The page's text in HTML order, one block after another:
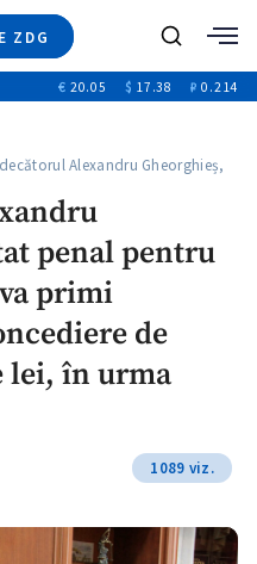
ZDG
Ştiri
Video
Special
Blog
€ 20.05 $ 17.38 ₽ 0.214
Alexandru Gheorghieș,
penal pentru
primi
de
lei, în urma
1089 viz.